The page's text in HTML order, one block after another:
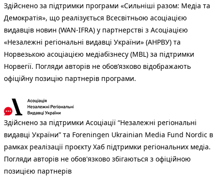
Здійснено за підтримки програми «Сильніші разом: Медіа та
Демократія», що реалізується Всесвітньою асоціацією
видавців новин (WAN-IFRA) у партнерстві з Асоціацією
«Незалежні регіональні видавці України» (АНРВУ) та
Норвезькою асоціацією медіабізнесу (MBL) за підтримки
Норвегії. Погляди авторів не обов’язково відображають
офіційну позицію партнерів програми.
Здійснено за підтримки Асоціації “Незалежні регіональні
видавці України” та Foreningen Ukrainian Media Fund Nordic в
рамках реалізації проєкту Хаб підтримки регіональних медіа.
Погляди авторів не обов'язково збігаються з офіційною
позицією партнерів